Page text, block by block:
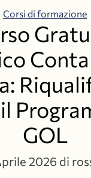
Categorie
Corsi di formazione
GOL
2026 di